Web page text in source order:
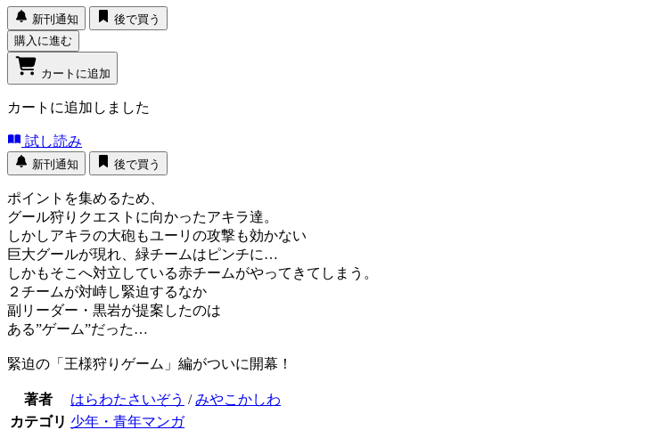
新刊通知
後で買う
購入に進む
カートに追加
カートに追加しました
試し読み
新刊通知 後で買う
ポイントを集めるため、
グール狩りクエストに向かったアキラ達。
しかしアキラの大砲もユーリの攻撃も効かない
巨大グールが現れ、緑チームはピンチに…
しかもそこへ対立している赤チームがやってきてしまう。
２チームが対峙し緊迫するなか
副リーダー・黒岩が提案したのは
ある”ゲーム”だった…
緊迫の「王様狩りゲーム」編がついに開幕！
著者 はらわたさいぞう /みやこかしわ
カテゴリ 少年・青年マンガ